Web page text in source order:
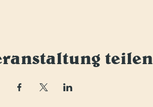
teilen